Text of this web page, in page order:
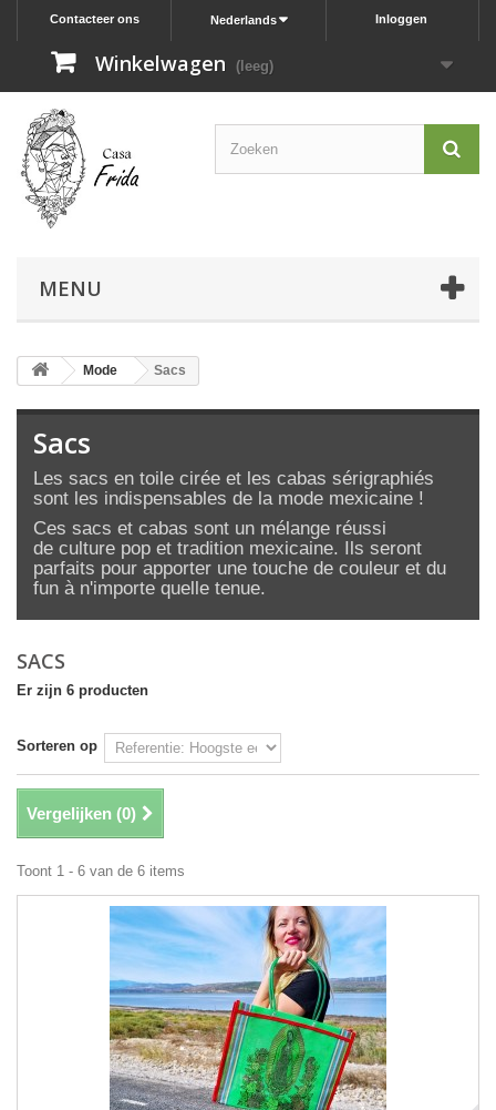
Inloggen
Nederlands
Contacteer ons
Winkelwagen (leeg)
MENU
Mode Sacs
Sacs
Les sacs en toile cirée et les cabas sérigraphiés
sont les indispensables de la mode mexicaine !
Ces sacs et cabas sont un mélange réussi
de culture pop et tradition mexicaine. Ils seront
parfaits pour apporter une touche de couleur et du
fun à n'importe quelle tenue.
SACS
Er zijn 6 producten
Sorteren op
Vergelijken (0)
Toont 1 - 6 van de 6 items